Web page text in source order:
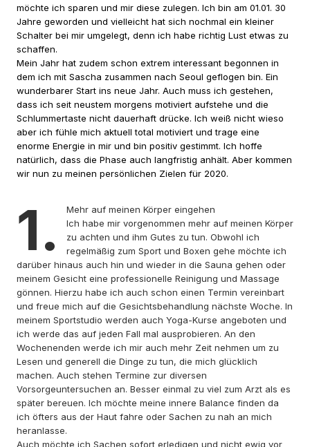
möchte ich sparen und mir diese zulegen. Ich bin am 01.01. 30
Jahre geworden und vielleicht hat sich nochmal ein kleiner
Schalter bei mir umgelegt, denn ich habe richtig Lust etwas zu
schaffen.
Mein Jahr hat zudem schon extrem interessant begonnen in
dem ich mit Sascha zusammen nach Seoul geflogen bin. Ein
wunderbarer Start ins neue Jahr. Auch muss ich gestehen,
dass ich seit neustem morgens motiviert aufstehe und die
Schlummertaste nicht dauerhaft drücke. Ich weiß nicht wieso
aber ich fühle mich aktuell total motiviert und trage eine
enorme Energie in mir und bin positiv gestimmt. Ich hoffe
natürlich, dass die Phase auch langfristig anhält. Aber kommen
wir nun zu meinen persönlichen Zielen für 2020.
1.
Mehr auf meinen Körper eingehen
Ich habe mir vorgenommen mehr auf meinen Körper
zu achten und ihm Gutes zu tun. Obwohl ich
regelmäßig zum Sport und Boxen gehe möchte ich
darüber hinaus auch hin und wieder in die Sauna gehen oder
meinem Gesicht eine professionelle Reinigung und Massage
gönnen. Hierzu habe ich auch schon einen Termin vereinbart
und freue mich auf die Gesichtsbehandlung nächste Woche. In
meinem Sportstudio werden auch Yoga-Kurse angeboten und
ich werde das auf jeden Fall mal ausprobieren. An den
Wochenenden werde ich mir auch mehr Zeit nehmen um zu
Lesen und generell die Dinge zu tun, die mich glücklich
machen. Auch stehen Termine zur diversen
Vorsorgeuntersuchen an. Besser einmal zu viel zum Arzt als es
später bereuen. Ich möchte meine innere Balance finden da
ich öfters aus der Haut fahre oder Sachen zu nah an mich
heranlasse.
Auch möchte ich Sachen sofort erledigen und nicht ewig vor